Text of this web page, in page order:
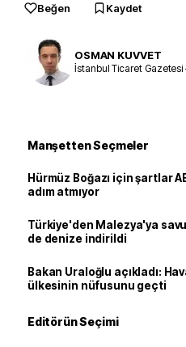
Beğen Kaydet
OSMAN KUVVET
İstanbul Ticaret Gazetesi
Manşetten Seçmeler
Hürmüz Boğazı için şartlar
adım atmıyor
Türkiye'den Malezya'ya
de denize indirildi
Bakan Uraloğlu açıkladı:
ülkesinin nüfusunu geçti
Editörün Seçimi